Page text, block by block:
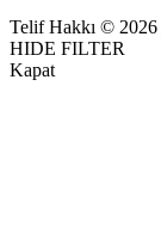
Telif Hakkı © 2026
HIDE FILTER
Kapat